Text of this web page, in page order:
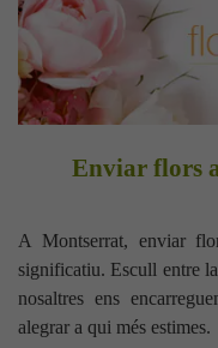
Enviar flors
A Montserrat, enviar
significatiu. Escull entre
nosaltres ens
alegrar a qui més estimes.